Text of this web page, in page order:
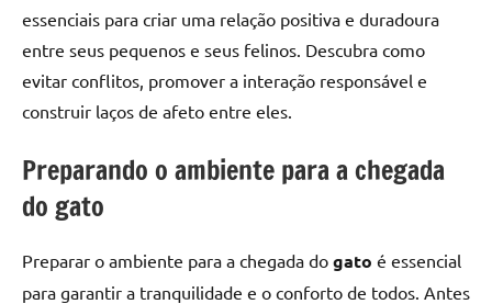
essenciais para criar uma relação positiva e duradoura
entre seus pequenos e seus felinos. Descubra como
evitar conflitos, promover a interação responsável e
construir laços de afeto entre eles.
Preparando o ambiente para a chegada
do gato
Preparar o ambiente para a chegada do gato é essencial
para garantir a tranquilidade e o conforto de todos. Antes